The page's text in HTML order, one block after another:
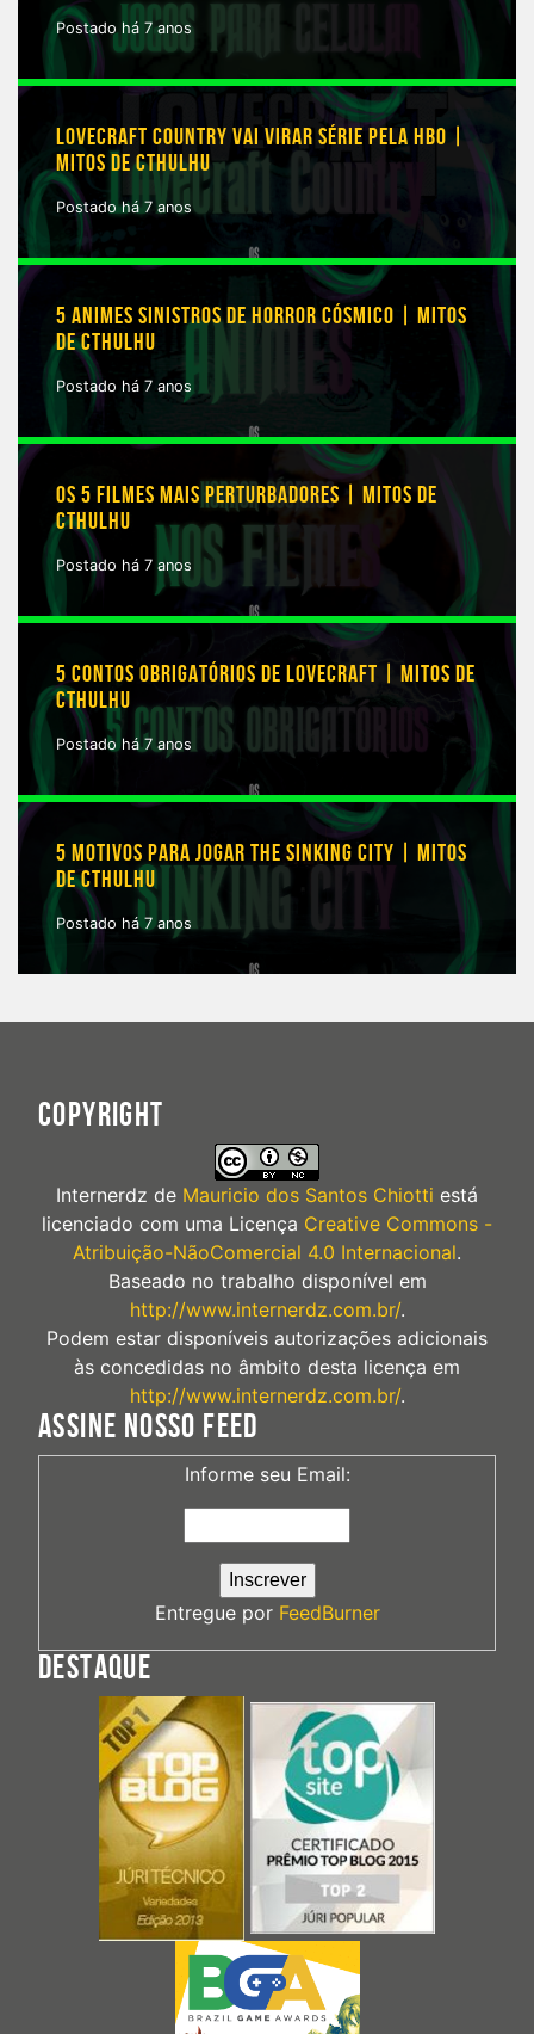
Postado há 7 anos
LOVECRAFT COUNTRY VAI VIRAR SÉRIE PELA HBO |
MITOS DE CTHULHU
Postado há 7 anos
5 ANIMES SINISTROS DE HORROR CÓSMICO | MITOS
DE CTHULHU
Postado há 7 anos
OS 5 FILMES MAIS PERTURBADORES | MITOS DE
CTHULHU
Postado há 7 anos
5 CONTOS OBRIGATÓRIOS DE LOVECRAFT | MITOS DE
CTHULHU
Postado há 7 anos
5 MOTIVOS PARA JOGAR THE SINKING CITY | MITOS
DE CTHULHU
Postado há 7 anos
COPYRIGHT
Internerdz de Mauricio dos Santos Chiotti está
licenciado com uma Licença Creative Commons -
Atribuição-NãoComercial 4.0 Internacional.
Baseado no trabalho disponível em
http://www.internerdz.com.br/.
Podem estar disponíveis autorizações adicionais
às concedidas no âmbito desta licença em
http://www.internerdz.com.br/.
ASSINE NOSSO FEED
Informe seu Email:
Entregue por FeedBurner
DESTAQUE